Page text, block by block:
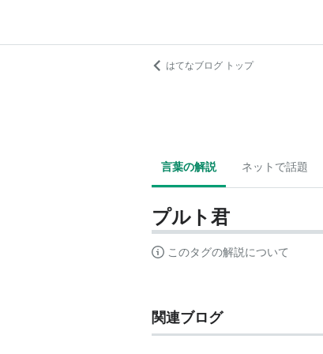
はてなブログ トップ
言葉の解説 ネットで話題
プルト君
このタグの解説について
関連ブログ